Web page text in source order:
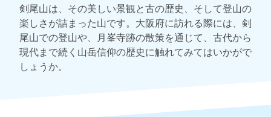
剣尾山は、その美しい景観と古の歴史、そして登山の
楽しさが詰まった山です。大阪府に訪れる際には、剣
尾山での登山や、月峯寺跡の散策を通じて、古代から
現代まで続く山岳信仰の歴史に触れてみてはいかがで
しょうか。